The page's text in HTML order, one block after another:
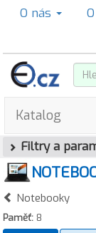
O nás
Katalog
Filtry a
Notebooky
Paměť: 8